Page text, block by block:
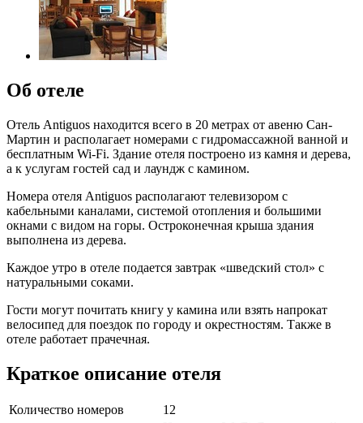
Об отеле
Отель Antiguos находится всего в 20 метрах от авеню Сан-
Мартин и располагает номерами с гидромассажной ванной и
бесплатным Wi-Fi. Здание отеля построено из камня и дерева,
а к услугам гостей сад и лаундж с камином.
Номера отеля Antiguos располагают телевизором с
кабельными каналами, системой отопления и большими
окнами с видом на горы. Остроконечная крыша здания
выполнена из дерева.
Каждое утро в отеле подается завтрак «шведский стол» с
натуральными соками.
Гости могут почитать книгу у камина или взять напрокат
велосипед для поездок по городу и окрестностям. Также в
отеле работает прачечная.
Краткое описание отеля
Количество номеров
12